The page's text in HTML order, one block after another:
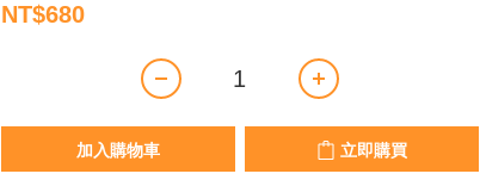
NT$680
加入購物車 立即購買